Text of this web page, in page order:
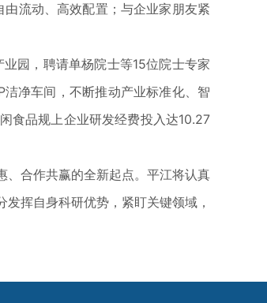
流动、高效配置；与企业家朋友紧
园，聘请单杨院士等15位院士专家
净车间，不断推动产业标准化、智
食品规上企业研发经费投入达10.27
合作共赢的全新起点。平江将认真
挥自身科研优势，紧盯关键领域，